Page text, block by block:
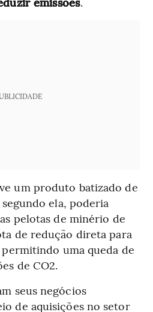
um produto batizado de
ela, poderia
pelotas de minério de
de redução direta para
uma queda de
de CO2.
seus negócios
de aquisições no setor